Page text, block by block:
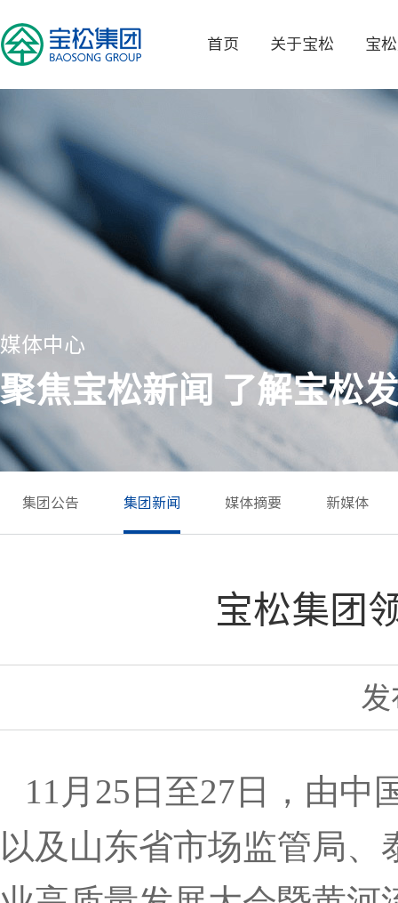
首页 关于宝松 宝
媒体中心
聚焦宝松新闻 了解宝松
集团公告 集团新闻 媒体摘要 新媒体
宝松集团
11 月25日至27日，由中
以及山东省市场监管局、